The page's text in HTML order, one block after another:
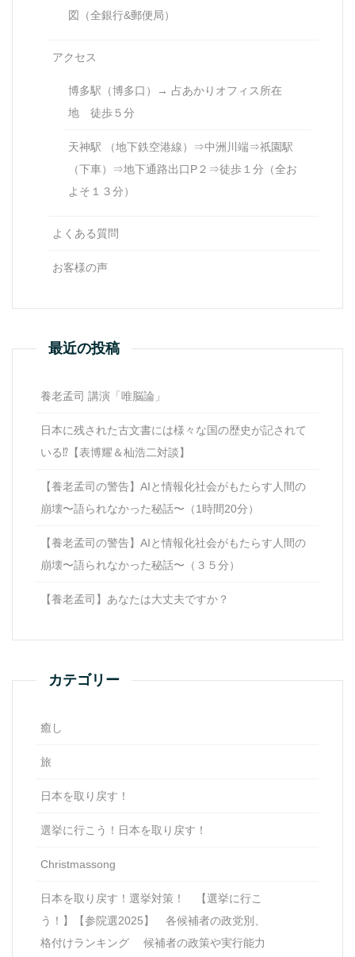
図（全銀行&郵便局）
アクセス
博多駅（博多口）→ 占あかりオフィス所在
地 徒歩５分
天神駅 （地下鉄空港線）⇒中洲川端⇒祇園駅
（下車）⇒地下通路出口P２⇒徒歩１分（全お
よそ１３分）
よくある質問
お客様の声
最近の投稿
養老孟司 講演「唯脳論」
日本に残された古文書には様々な国の歴史が記されて
いる⁉【表博耀＆杣浩二対談】
【養老孟司の警告】AIと情報化社会がもたらす人間の
崩壊〜語られなかった秘話〜（1時間20分）
【養老孟司の警告】AIと情報化社会がもたらす人間の
崩壊〜語られなかった秘話〜（３５分）
【養老孟司】あなたは大丈夫ですか？
カテゴリー
癒し
旅
日本を取り戻す！
選挙に行こう！日本を取り戻す！
Christmassong
日本を取り戻す！選挙対策！ 【選挙に行こ
う！】【参院選2025】 各候補者の政党別、
格付けランキング 候補者の政策や実行能力